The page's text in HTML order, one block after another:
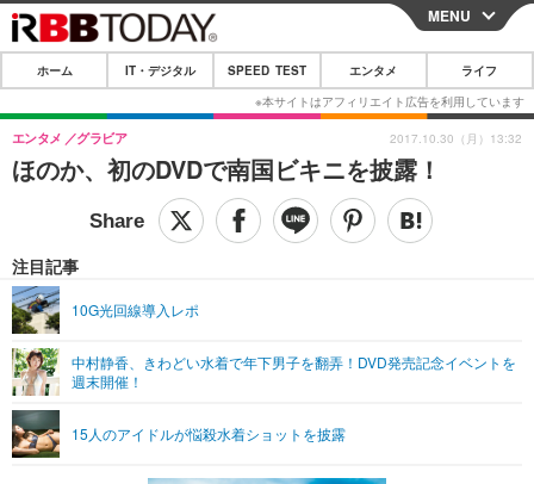
CLOSE
ホーム
IT・デジタル
IT・デジタルTOP スマートフォン
ネタ ガジェット・ツール
SPEED TEST
エンタメ
音楽 スポーツ
ライフ
ペット ショッピング
その他
リリース一覧
プッシュ通知の停止方法
MENU
ホーム IT・デジタル SPEED TEST エンタメ ライフ
ほのか、初のDVDで南国ビキニを披露！
エンタメ グラビア
注目記事
10G光回線導入レポ
中村静香、きわどい水着で年下男子を翻弄！DVD発売記念イベントを
週末開催！
15人のアイドルが悩殺水着ショットを披露
2017.10.30（月）13:32